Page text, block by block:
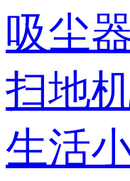
吸尘
扫地
生活